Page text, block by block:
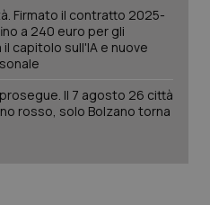
Firmato il contratto 2025-
a 240 euro per gli
capitolo sull'IA e nuove
Il 7 agosto 26 città
rosso, solo Bolzano torna